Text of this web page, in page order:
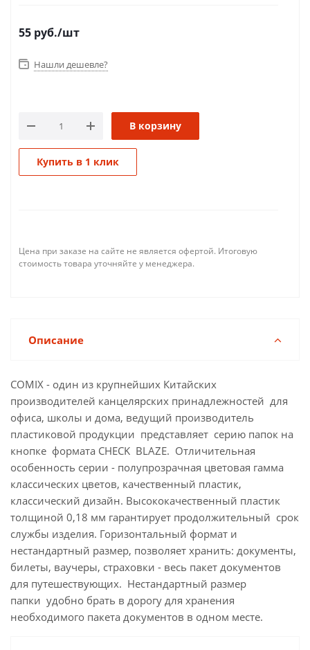
55 руб./шт
Нашли дешевле?
В корзину
Купить в 1 клик
Цена при заказе на сайте не является офертой. Итоговую
стоимость товара уточняйте у менеджера.
Описание
COMIX - один из крупнейших Китайских
производителей канцелярских принадлежностей для
офиса, школы и дома, ведущий производитель
пластиковой продукции представляет серию папок на
кнопке формата CHECK BLAZE. Отличительная
особенность серии - полупрозрачная цветовая гамма
классических цветов, качественный пластик,
классический дизайн. Высококачественный пластик
толщиной 0,18 мм гарантирует продолжительный срок
службы изделия. Горизонтальный формат и
нестандартный размер, позволяет хранить: документы,
билеты, ваучеры, страховки - весь пакет документов
для путешествующих. Нестандартный размер
папки удобно брать в дорогу для хранения
необходимого пакета документов в одном месте.